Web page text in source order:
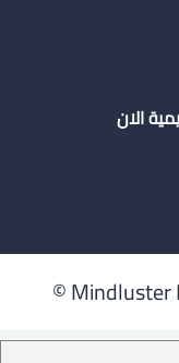
الان
Mindluster